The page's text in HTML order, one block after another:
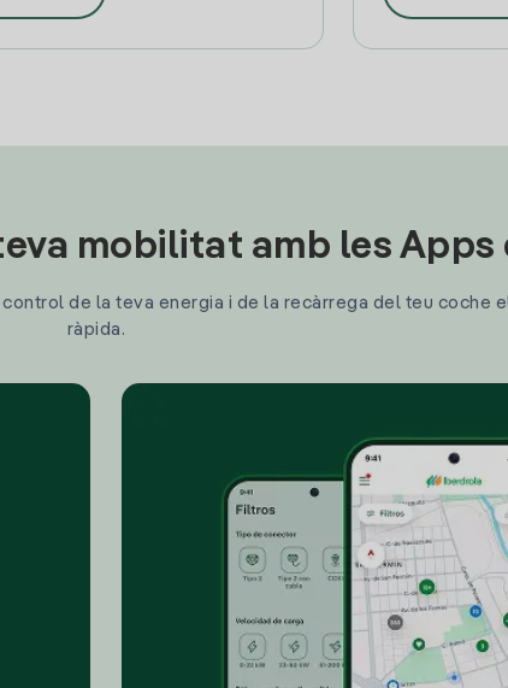
mobilitat amb les
de la teva energia i de la recàrrega del teu coche
ràpida.